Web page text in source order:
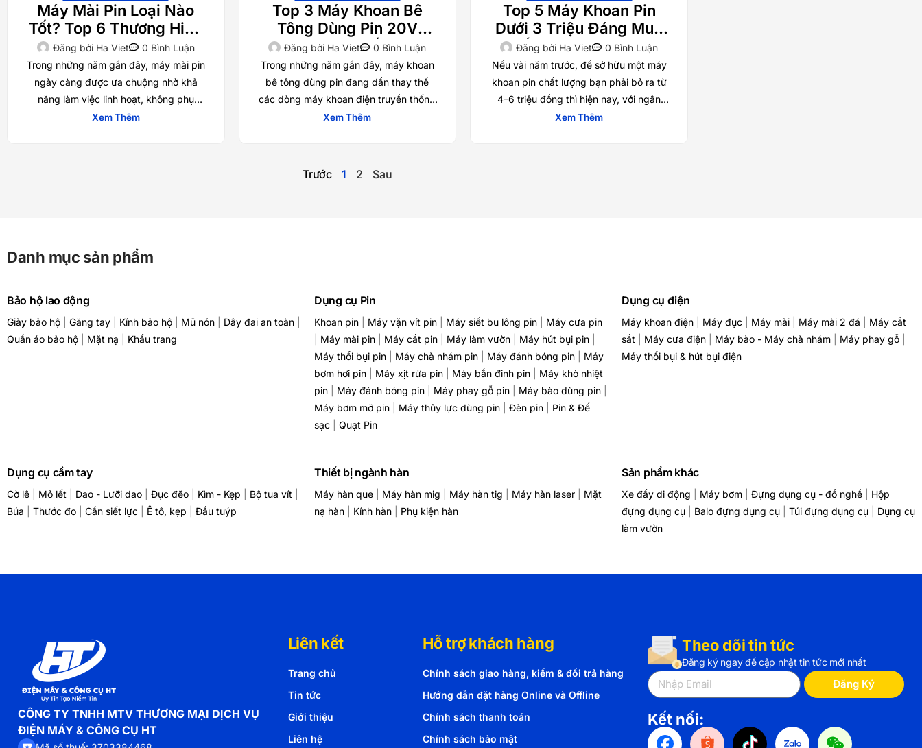
Máy Mài Pin Loại Nào
Tốt? Top 6 Thương Hiệu
Máy Mài Pin Đáng Mua
Nhất Hiện Nay
Đăng bởiHa Viet
0 Bình Luận
Trong những năm gần đây, máy mài pin
ngày càng được ưa chuộng nhờ khả
năng làm việc linh hoạt, không phụ
thuộc nguồn điện và đáp ứng tốt nhiều
Xem Thêm
Top 3 Máy Khoan Bê
Tông Dùng Pin 20V
Đáng Mua Nhất Hiện
Nay
Đăng bởi Ha Viet
0 Bình Luận
Trong những năm gần đây, máy khoan
bê tông dùng pin đang dần thay thế
các dòng máy khoan điện truyền thống
nhờ khả năng làm việc linh hoạt, không
Xem Thêm
Top 5 Máy Khoan Pin
Dưới 3 Triệu Đáng Mua
Nhất Cho Gia Đình Và
Thợ DIY
Đăng bởi Ha Viet
0 Bình Luận
Nếu vài năm trước, để sở hữu một máy
khoan pin chất lượng bạn phải bỏ ra từ
4–6 triệu đồng thì hiện nay, với ngân
sách chỉ khoảng 2–3
Xem Thêm
Trước 1 2 Sau
Danh mục sản phẩm
Bảo hộ lao động
Giày bảo hộ Găng tay Kính bảo hộ Mũ nón Dây đai an toàn
Quần áo bảo hộ
Mặt nạ Khẩu trang
Dụng cụ Pin
Khoan pin Máy vặn vít pin Máy siết bu lông pin
Máy cưa pin
Máy mài pin Máy cắt pin Máy làm vườn Máy hút bụi pin
Máy thổi bụi pin
Máy chà nhám pin Máy đánh bóng pin
Máy
bơm hơi pin
Máy xịt rửa pin Máy bắn đinh pin
Máy khò nhiệt
pin
Máy đánh bóng pin Máy phay gỗ pin Máy bào dùng pin
Máy bơm mỡ pin
Máy thủy lực dùng pin Đèn pin
Pin & Đế
sạc
Quạt Pin
Dụng cụ điện
Máy khoan điện Máy đục Máy mài Máy mài 2 đá
Máy cắt
sắt
Máy cưa điện Máy bào - Máy chà nhám Máy phay gỗ
Máy thổi bụi & hút bụi điện
Dụng cụ cầm tay
Cờ lê Mỏ lết Dao - Lưỡi dao Đục đẽo Kìm - Kẹp Bộ tua vít
Búa
Thước đo Cần siết lực Ê tô, kẹp Đầu tuýp
Thiết bị ngành hàn
Máy hàn que Máy hàn mig Máy hàn tig Máy hàn laser
Mặt
nạ hàn
Kính hàn Phụ kiện hàn
Sản phẩm khác
Xe đẩy di động Máy bơm Đựng dụng cụ - đồ nghề
Hộp
đựng dụng cụ
Balo đựng dụng cụ Túi đựng dụng cụ
Dụng cụ
làm vườn
CÔNG TY TNHH MTV THƯƠNG MẠI DỊCH VỤ
ĐIỆN MÁY & CÔNG CỤ HT
Liên kết
Trang chủ
Tin tức
Giới thiệu
Liên hệ
Hỗ trợ khách hàng
Chính sách giao hàng, kiểm & đổi trả hàng
Hướng dẫn đặt hàng Online và Offline
Chính sách thanh toán
Chính sách bảo mật
Theo dõi tin tức
Đăng ký ngay để cập nhật tin tức mới nhất
Đăng Ký
Kết nối: